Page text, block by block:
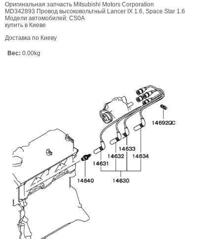
Оригинальная запчасть Mitsubishi Motors Corporation
MD342893 Провод высоковольтный Lancer IX 1.6, Space Star 1.6
Модели автомобилей: CS0A
купить в Киеве
Доставка по Киеву
Вес: 0.00kg